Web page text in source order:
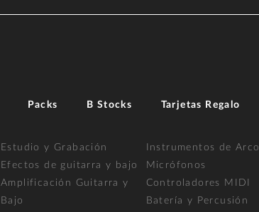
Packs B Stocks Tarjetas Regalo
Estudio y Grabación
Efectos de guitarra y bajo
Amplificación Guitarra y
Bajo
Instrumentos de Arco
Micrófonos
Controladores MIDI
Batería y Percusión